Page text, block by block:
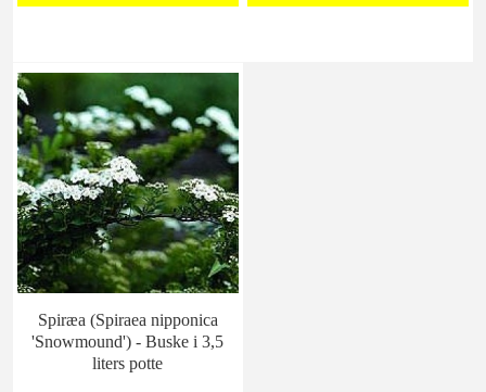
Spiræa (Spiraea nipponica
'Snowmound') - Buske i 3,5
liters potte